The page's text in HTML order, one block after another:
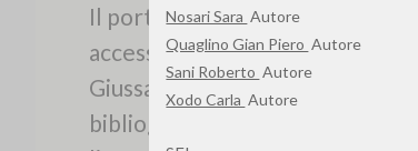
Nosari Sara Autore
Quaglino Gian Piero Autore
Sani Roberto Autore
Xodo Carla Autore
IL PROGETTO
Il portale raccoglie e rende